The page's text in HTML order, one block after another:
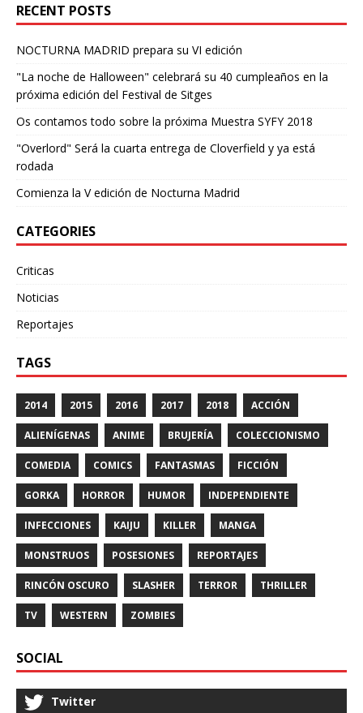
RECENT POSTS
NOCTURNA MADRID prepara su VI edición
"La noche de Halloween" celebrará su 40 cumpleaños en la
próxima edición del Festival de Sitges
Os contamos todo sobre la próxima Muestra SYFY 2018
"Overlord" Será la cuarta entrega de Cloverfield y ya está
rodada
Comienza la V edición de Nocturna Madrid
CATEGORIES
Criticas
Noticias
Reportajes
TAGS
2014 2015 2016 2017 2018 ACCIÓN
ALIENÍGENAS ANIME BRUJERÍA COLECCIONISMO
COMEDIA COMICS FANTASMAS FICCIÓN
GORKA HORROR HUMOR INDEPENDIENTE
INFECCIONES KAIJU KILLER MANGA
MONSTRUOS POSESIONES REPORTAJES
RINCÓN OSCURO SLASHER TERROR THRILLER
TV WESTERN ZOMBIES
SOCIAL
Twitter